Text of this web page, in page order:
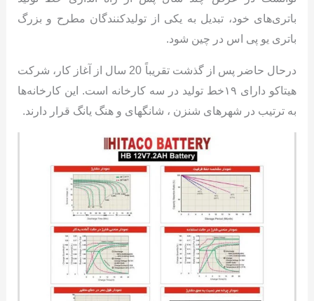
باتری‌های خود، تبدیل به یکی از تولیدکنندگان مطرح و بزرگ
باتری یو پی اس در چین شود.
درحال حاضر پس از گذشت تقریباً 20 سال از آغاز کار، شرکت
هیتاکو دارای ۱۹خط تولید در سه کارخانه است. این کارخانه‌ها
به ترتیب در شهرهای شنزن ، شانگهای و هنگ یانگ قرار دارند.